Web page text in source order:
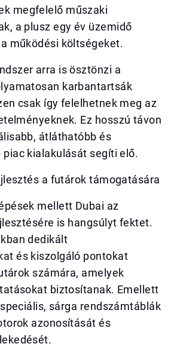
megfelelő műszaki
a plusz egy év üzemidő
működési költségeket.
arra is ösztönzi a
karbantartsák
csak így felelhetnek meg az
Ez hosszú távon
átláthatóbb és
kialakulását segíti elő.
a futárok támogatására
mellett Dubai az
is hangsúlyt fektet.
dedikált
és kiszolgáló pontokat
számára, amelyek
biztosítanak. Emellett
sárga rendszámtáblák
azonosítását és